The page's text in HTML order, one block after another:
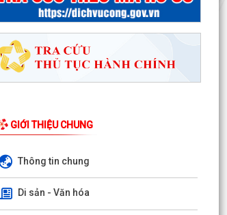
GIỚI THIỆU CHUNG
Thông tin chung
Di sản - Văn hóa